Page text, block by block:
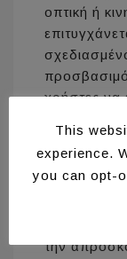
οπτική ή
χρήστες να
τους.
με χρήση
σειριακής
την
This
experience.
you can opt-